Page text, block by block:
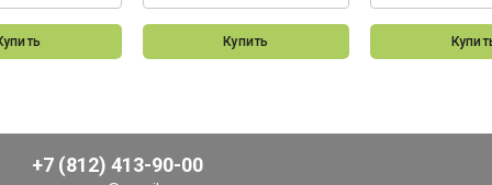
Купить
+7 (812) 413-90-00